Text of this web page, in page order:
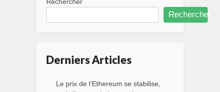
Rechercher
Derniers Articles
Le prix de l’Ethereum se stabilise,